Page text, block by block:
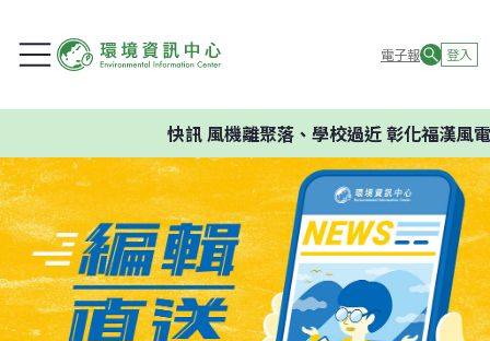
電子報 登入
快訊風機離聚落、學校過近 彰化福漢風電